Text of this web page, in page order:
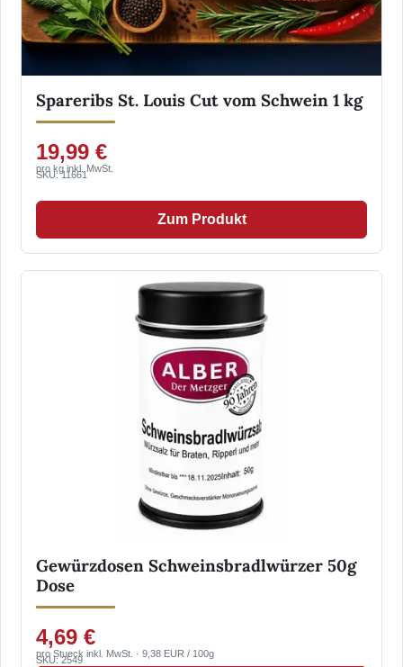
Spareribs St. Louis Cut vom Schwein 1 kg
19,99 €
pro kg inkl. MwSt.
SKU: 11661
Zum Produkt
Gewürzdosen Schweinsbradlwürzer 50g
Dose
4,69 €
pro Stueck inkl. MwSt. · 9,38 EUR / 100g
SKU: 2549